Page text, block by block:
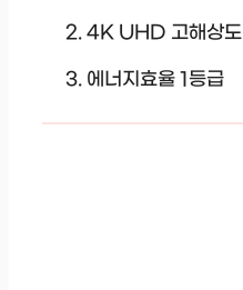
4K UHD 고해상도
에너지효율 1등급